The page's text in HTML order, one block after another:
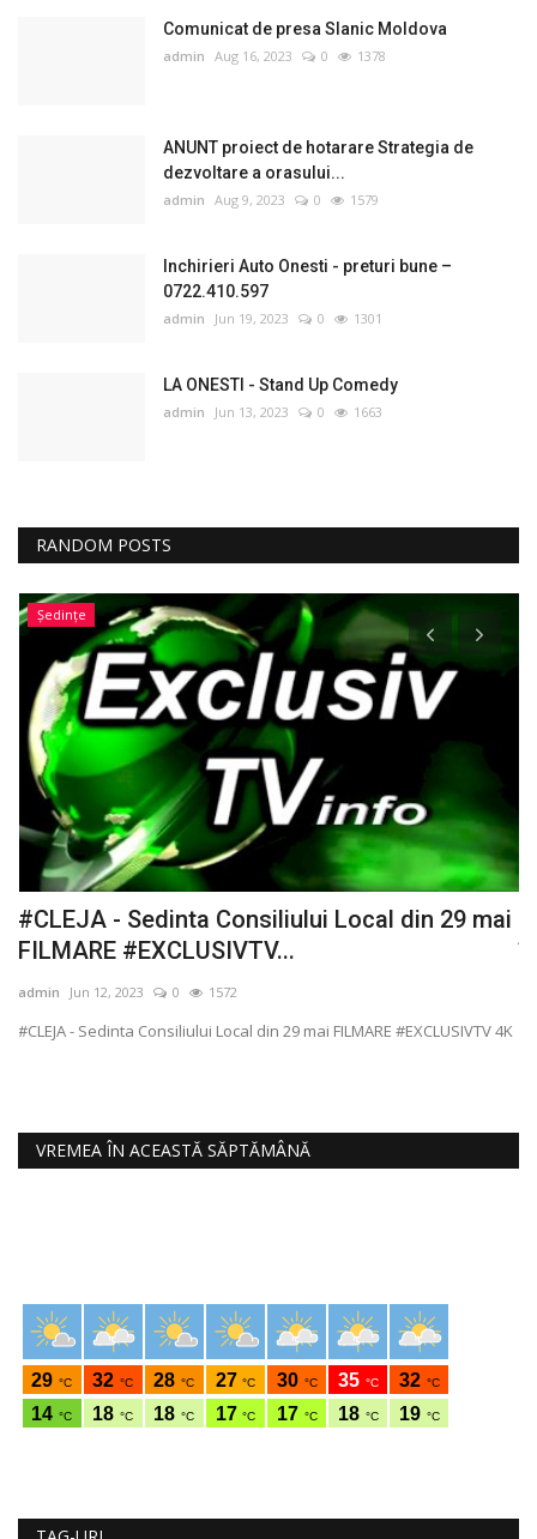
Comunicat de presa Slanic Moldova
admin Aug 16, 2023 0 1378
ANUNT proiect de hotarare Strategia de
dezvoltare a orasului...
admin Aug 9, 2023 0 1579
Inchirieri Auto Onesti - preturi bune –
0722.410.597
admin Jun 19, 2023 0 1301
LA ONESTI - Stand Up Comedy
admin Jun 13, 2023 0 1663
RANDOM POSTS
Ședințe
#CLEJA - Sedinta Consiliului Local din 29 mai
FILMARE #EXCLUSIVTV...
admin Jun 12, 2023 0 1572
#CLEJA - Sedinta Consiliului Local din 29 mai FILMARE #EXCLUSIVTV 4K
VREMEA ÎN ACEASTĂ SĂPTĂMÂNĂ